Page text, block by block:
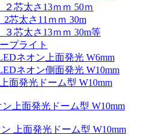
芯太さ13ｍｍ 50ｍ
芯太さ11ｍｍ 30m
芯太さ13ｍｍ 30m等
プライト
ネオン上面発光 W6mm
ネオン側面発光 W10mm
面発光ドーム型 W10mm
上面発光ドーム型 W10mm
上面発光ドーム型 W10mm